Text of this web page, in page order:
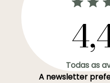
Todas as
A newsletter